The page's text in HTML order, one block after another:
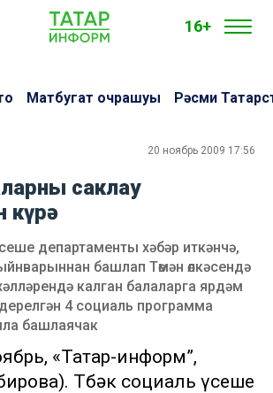
16+
Матбугат очрашуы Рәсми
20 ноябрь 2009 17:56
саклау
күрә
департаменты хәбәр иткәнчә,
башлап Төмән өлкәсендә
калган балаларга ярдәм
4 социаль программа
башлаячак
«Татар-информ”,
Төбәк социаль үсеше